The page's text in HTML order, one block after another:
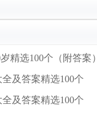
精选100个（附答案）
及答案精选100个
及答案精选100个